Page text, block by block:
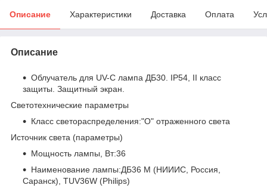
Описание Характеристики Доставка Оплата
Описание
Облучатель для UV-C лампа ДБ30. IP54, II класс
защиты. Защитный экран.
Светотехнические параметры
Класс светораспределения:"О" отраженного света
Источник света (параметры)
Мощность лампы, Вт:36
Наименование лампы:ДБ36 М (НИИИС, Россия,
Саранск), TUV36W (Philips)